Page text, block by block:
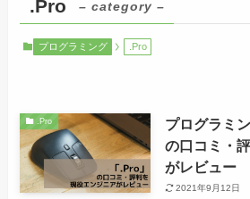
.Pro – category –
プログラミング .Pro
.Pro
プログラミ
の口コミ・
がレビュー
2021年9月12日